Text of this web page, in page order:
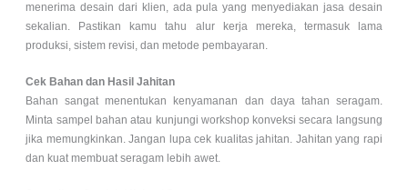
menerima desain dari klien, ada pula yang menyediakan jasa desain
sekalian. Pastikan kamu tahu alur kerja mereka, termasuk lama
produksi, sistem revisi, dan metode pembayaran.
Cek Bahan dan Hasil Jahitan
Bahan sangat menentukan kenyamanan dan daya tahan seragam.
Minta sampel bahan atau kunjungi workshop konveksi secara langsung
jika memungkinkan. Jangan lupa cek kualitas jahitan. Jahitan yang rapi
dan kuat membuat seragam lebih awet.